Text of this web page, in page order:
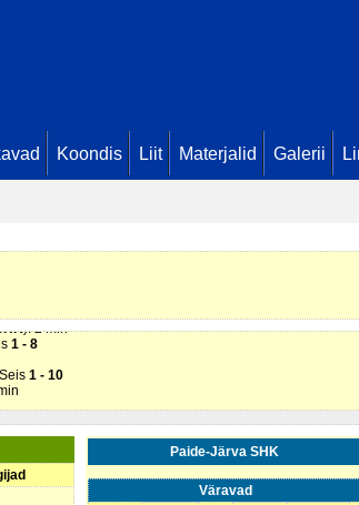
Koondis Liit Materjalid Galerii
). 2 min
1 - 8
1 - 10
Paide-Järva SHK
Väravad